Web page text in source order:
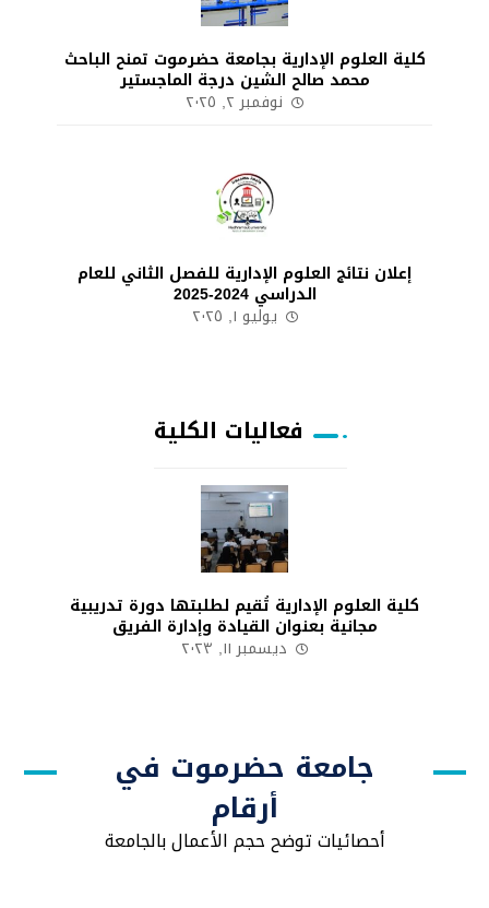
كلية العلوم الإدارية بجامعة حضرموت تمنح الباحث
محمد صالح الشين درجة الماجستير
نوفمبر ٢, ٢٠٢٥
إعلان نتائج العلوم الإدارية للفصل الثاني للعام
الدراسي 2024-2025
يوليو ١, ٢٠٢٥
فعاليات الكلية
كلية العلوم الإدارية تُقيم لطلبتها دورة تدريبية
مجانية بعنوان القيادة وإدارة الفريق
ديسمبر ١١, ٢٠٢٣
جامعة حضرموت في
أرقام
أحصائيات توضح حجم الأعمال بالجامعة